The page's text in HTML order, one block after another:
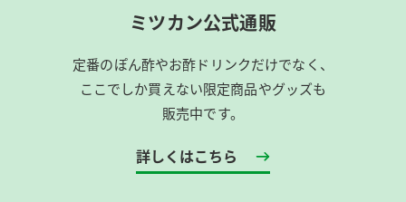
ミツカン公式通販
定番のぽん酢やお酢ドリンクだけでなく、
ここでしか買えない限定商品やグッズも
販売中です。
詳しくはこちら